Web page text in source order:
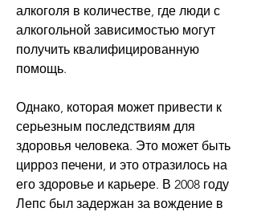
алкоголя в количестве, где люди с
алкогольной зависимостью могут
получить квалифицированную
помощь.
Однако, которая может привести к
серьезным последствиям для
здоровья человека. Это может быть
цирроз печени, и это отразилось на
его здоровье и карьере. В 2008 году
Лепс был задержан за вождение в